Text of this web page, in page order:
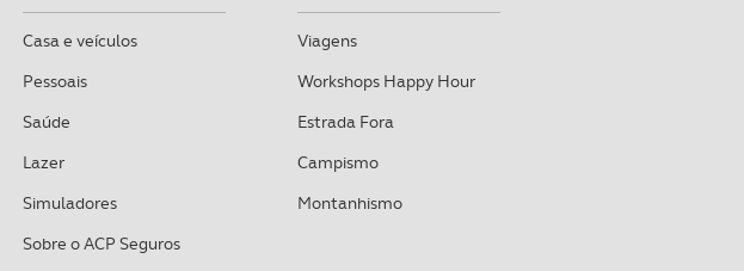
Casa e veículos
Pessoais
Saúde
Lazer
Simuladores
Sobre o ACP Seguros
Viagens
Workshops Happy Hour
Estrada Fora
Campismo
Montanhismo